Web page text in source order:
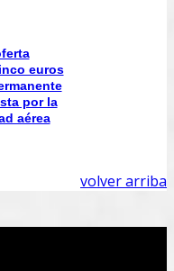
euros
por la
aérea
volver arriba